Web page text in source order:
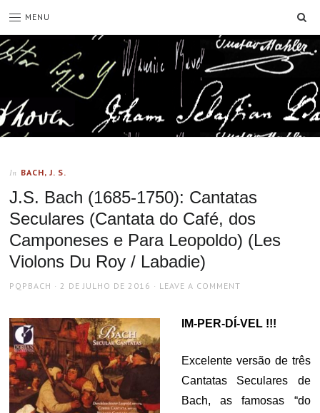
MENU
In BACH, J. S.
J.S. Bach (1685-1750): Cantatas
Seculares (Cantata do Café, dos
Camponeses e Para Leopoldo) (Les
Violons Du Roy / Labadie)
AUTHOR
PQPBACH
POSTED
2 DE JULHO DE 2016 LEAVE A COMMENT
IM-PER-DÍ-VEL !!!
Excelente versão de três
Cantatas Seculares de
Bach, as famosas “do